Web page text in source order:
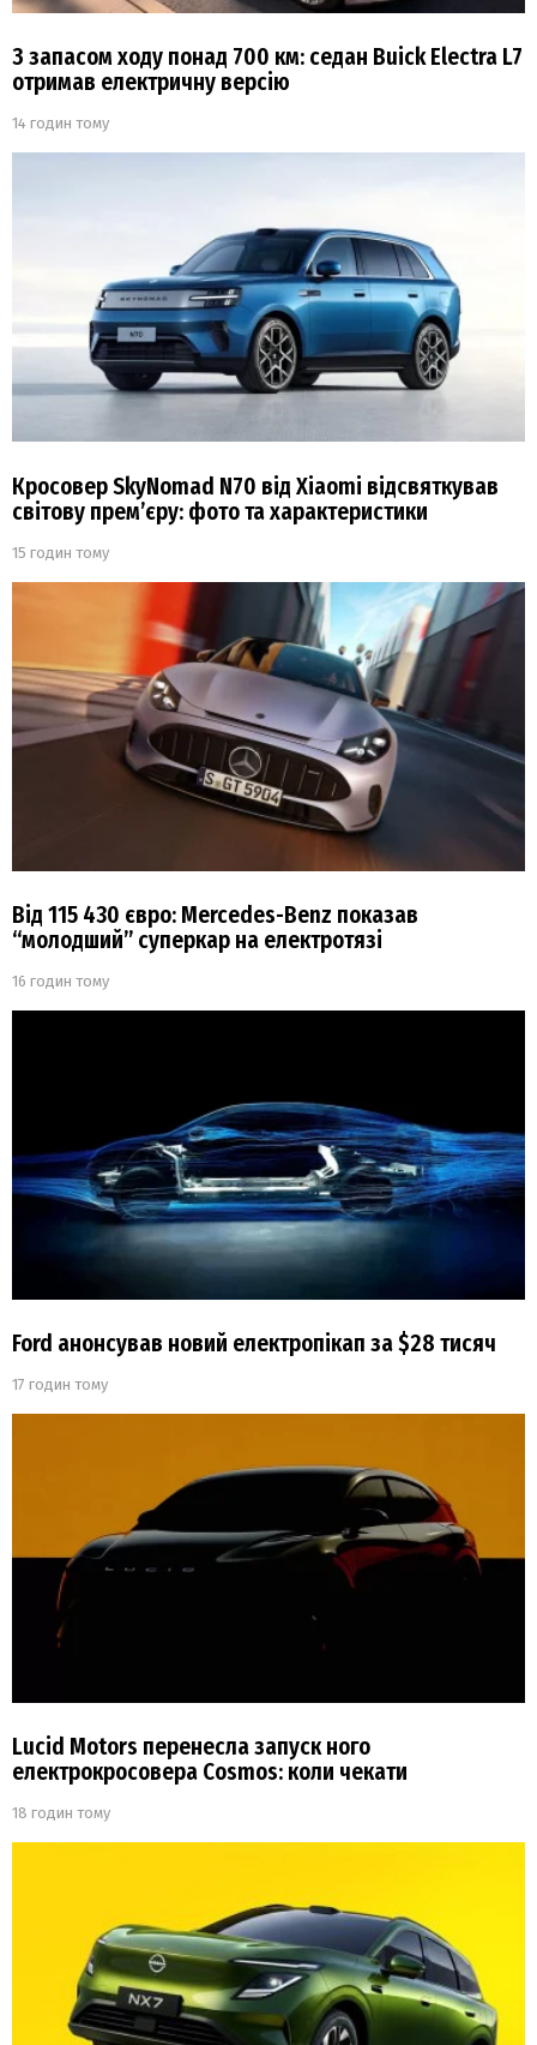
З запасом ходу понад 700 км: седан Buick Electra L7
отримав електричну версію
14 годин тому
Кросовер SkyNomad N70 від Xiaomi відсвяткував
світову прем’єру: фото та характеристики
15 годин тому
Від 115 430 євро: Mercedes-Benz показав
“молодший” суперкар на електротязі
16 годин тому
Ford анонсував новий електропікап за $28 тисяч
17 годин тому
Lucid Motors перенесла запуск ного
електрокросовера Cosmos: коли чекати
18 годин тому